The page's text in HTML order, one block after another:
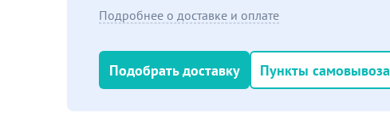
Подробнее о доставке и оплате
Подобрать доставку Пункты самовывоза